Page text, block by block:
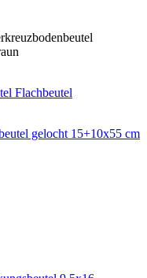
gelocht 15+10x55 cm